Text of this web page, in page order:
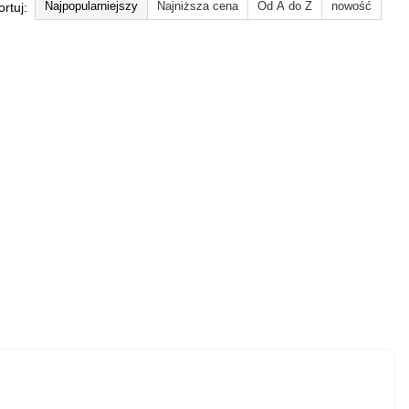
Najpopularniejszy Najniższa cena Od A do Z nowość